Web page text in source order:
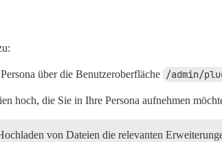
über die Benutzeroberfläche /admin/
hoch, die Sie in Ihre Persona aufnehmen
von Dateien die relevanten